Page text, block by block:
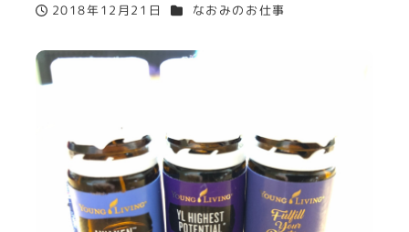
投稿日
2018年12月21日 カテゴリー
なおみのお仕事